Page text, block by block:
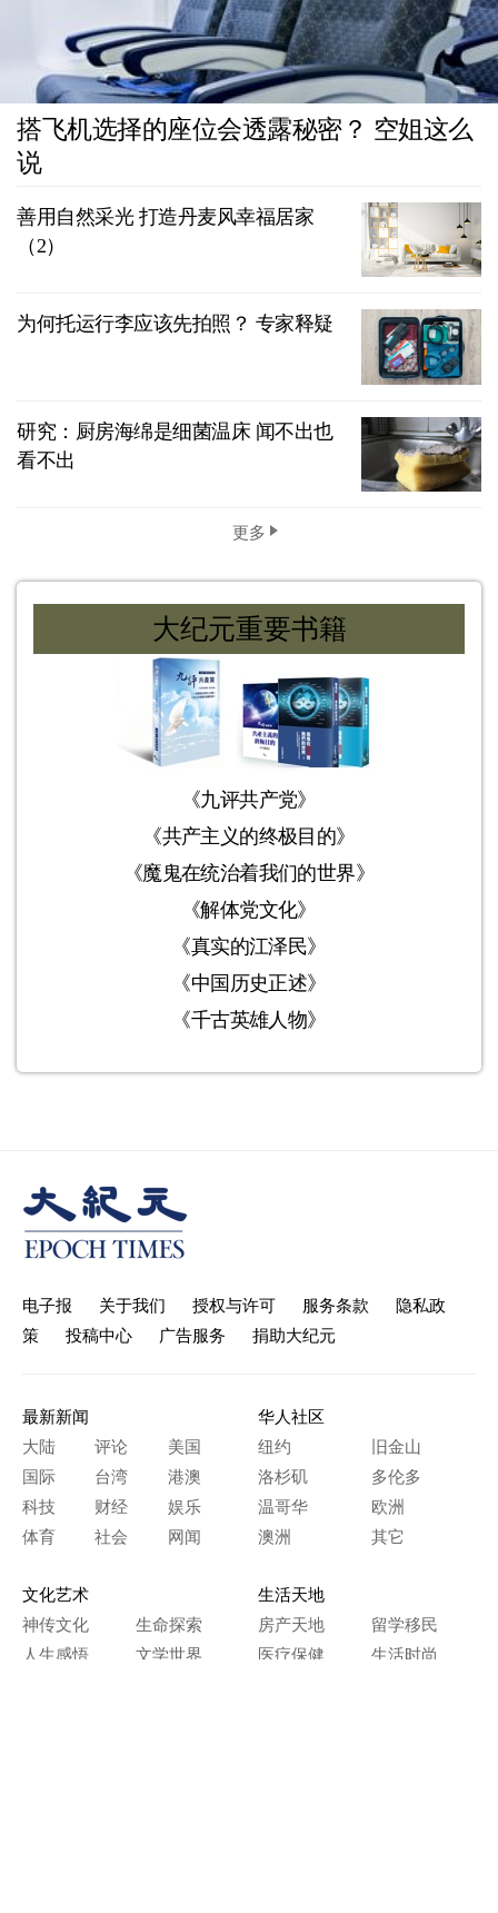
搭飞机选择的座位会透露秘密？ 空姐这么
说
善用自然采光 打造丹麦风幸福居家
（2）
为何托运行李应该先拍照？ 专家释疑
研究：厨房海绵是细菌温床 闻不出也
看不出
更多
大纪元重要书籍
《九评共产党》
《共产主义的终极目的》
《魔鬼在统治着我们的世界》
《解体党文化》
《真实的江泽民》
《中国历史正述》
《千古英雄人物》
电子报 关于我们 授权与许可 服务条款
隐私政
策
投稿中心 广告服务 捐助大纪元
最新新闻
大陆
评论
美国
国际
台湾
港澳
科技
财经
娱乐
体育
社会 网闻
华人社区
纽约
旧金山
洛杉矶
多伦多
温哥华
欧洲
澳洲
其它
文化艺术
神传文化
生命探索
人生感悟
文学世界
生活天地
房产天地
留学移民
医疗保健
生活时尚